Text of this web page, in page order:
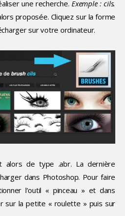
une recherche. Exemple : cils.
proposée. Cliquez sur la forme
sur votre ordinateur.
alors de type .abr. La dernière
dans Photoshop. Pour faire
l’outil « pinceau » et dans
sur la petite « roulette » puis sur